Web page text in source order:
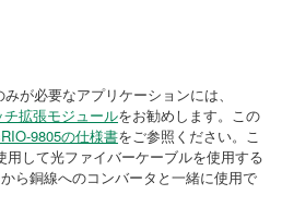
が必要なアプリケーションには、
拡張モジュールをお勧めします。この
9805の仕様書をご参照ください。こ
して光ファイバーケーブルを使用する
ら銅線へのコンバータと一緒に使用で